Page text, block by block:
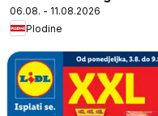
06.08. - 11.08.2026
Plodine